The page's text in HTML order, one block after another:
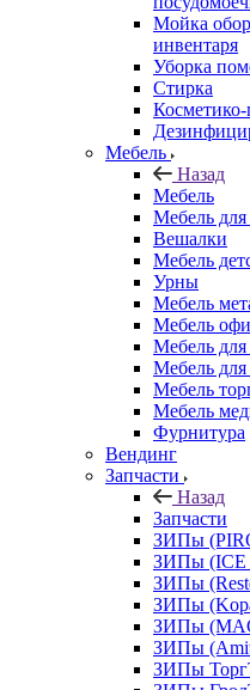
Мойка
инвентаря
Уборка
Стирка
Косметико-
Мебель
Назад
Мебель
Мебель для
Вешалки
Мебель
Урны
Мебель
Мебель
Мебель
Мебель для
Мебель
Мебель
Фурнитура
Вендинг
Запчасти
Назад
Запчасти
ЗИПы
ЗИПы (ICE
ЗИПы
ЗИПы
ЗИПы
ЗИПы
ЗИПы